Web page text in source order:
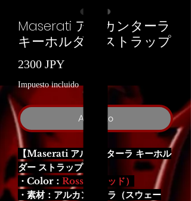
Maserati アルカンターラ
キーホルダー ストラップ
2300 JPYPrecio
Impuesto incluido
Agotado
【Maserati アルカンターラ キーホル
ダー ストラップ】
・Color： Rosso（レッド）
・素材：アルカンターラ（スウェー